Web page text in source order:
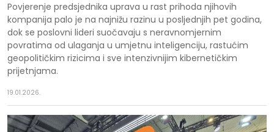
Povjerenje predsjednika uprava u rast prihoda njihovih
kompanija palo je na najnižu razinu u posljednjih pet godina,
dok se poslovni lideri suočavaju s neravnomjernim
povratima od ulaganja u umjetnu inteligenciju, rastućim
geopolitičkim rizicima i sve intenzivnijim kibernetičkim
prijetnjama.
19.01.2026.